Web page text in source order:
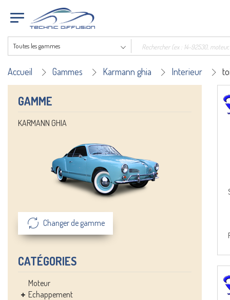
Toutes les gammes
Accueil Gammes Karmann ghia Interieur
GAMME
KARMANN GHIA
Changer de gamme
CATÉGORIES
Moteur
Echappement